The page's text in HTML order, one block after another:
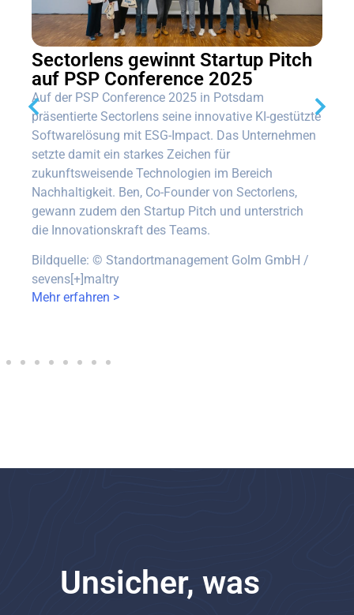
Sectorlens gewinnt Startup Pitch
auf PSP Conference 2025
Auf der PSP Conference 2025 in Potsdam
präsentierte Sectorlens seine innovative KI-gestützte
Softwarelösung mit ESG-Impact. Das Unternehmen
setzte damit ein starkes Zeichen für
zukunftsweisende Technologien im Bereich
Nachhaltigkeit. Ben, Co-Founder von Sectorlens,
gewann zudem den Startup Pitch und unterstrich
die Innovationskraft des Teams.
Bildquelle: © Standortmanagement Golm GmbH /
sevens[+]maltry
Mehr erfahren >
Unsicher, was